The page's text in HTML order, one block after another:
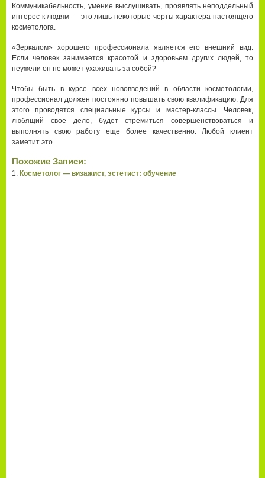
Коммуникабельность, умение выслушивать, проявлять неподдельный
интерес к людям — это лишь некоторые черты характера настоящего
косметолога.
«Зеркалом» хорошего профессионала является его внешний вид.
Если человек занимается красотой и здоровьем других людей, то
неужели он не может ухаживать за собой?
Чтобы быть в курсе всех нововведений в области косметологии,
профессионал должен постоянно повышать свою квалификацию. Для
этого проводятся специальные курсы и мастер-классы. Человек,
любящий свое дело, будет стремиться совершенствоваться и
выполнять свою работу еще более качественно. Любой клиент
заметит это.
Похожие Записи:
Косметолог — визажист, эстетист: обучение